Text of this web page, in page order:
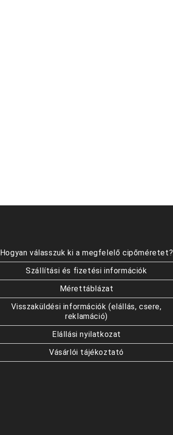
Hogyan válasszuk ki a megfelelő cipőméretet?
Szállítási és fizetési információk
Mérettáblázat
Visszaküldési információk (elállás, csere,
reklamáció)
Elállási nyilatkozat
Vásárlói tájékoztató